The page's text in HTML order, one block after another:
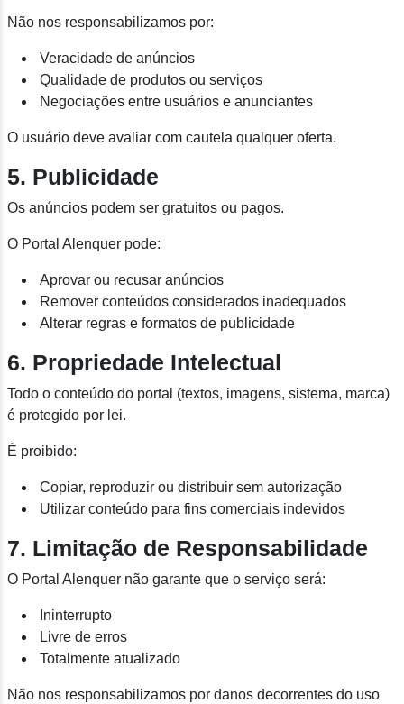
Não nos responsabilizamos por:
Veracidade de anúncios
Qualidade de produtos ou serviços
Negociações entre usuários e anunciantes
O usuário deve avaliar com cautela qualquer oferta.
5. Publicidade
Os anúncios podem ser gratuitos ou pagos.
O Portal Alenquer pode:
Aprovar ou recusar anúncios
Remover conteúdos considerados inadequados
Alterar regras e formatos de publicidade
6. Propriedade Intelectual
Todo o conteúdo do portal (textos, imagens, sistema, marca)
é protegido por lei.
É proibido:
Copiar, reproduzir ou distribuir sem autorização
Utilizar conteúdo para fins comerciais indevidos
7. Limitação de Responsabilidade
O Portal Alenquer não garante que o serviço será:
Ininterrupto
Livre de erros
Totalmente atualizado
Não nos responsabilizamos por danos decorrentes do uso